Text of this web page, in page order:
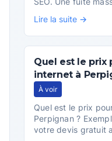
Lire la suite →
Quel est le prix
internet à
À voir
Quel est le prix
Perpignan ?
votre devis gratuit